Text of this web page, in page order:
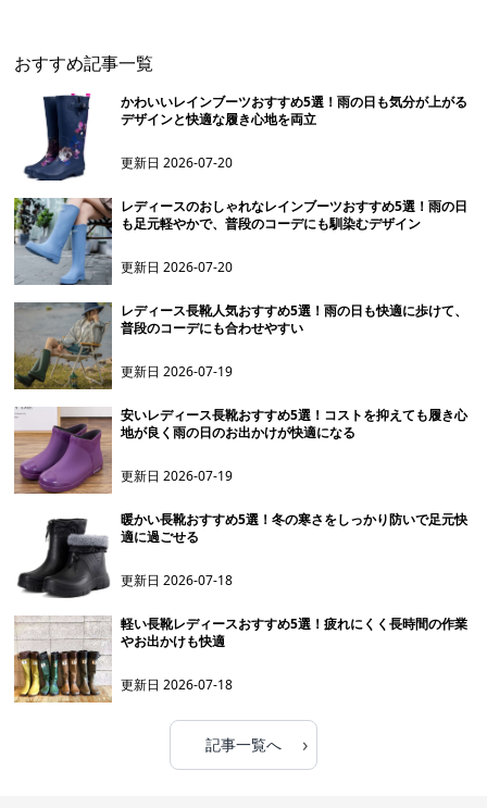
おすすめ記事一覧
かわいいレインブーツおすすめ5選！雨の日も気分が上がる
デザインと快適な履き心地を両立
更新日2026-07-20
レディースのおしゃれなレインブーツおすすめ5選！雨の日
も足元軽やかで、普段のコーデにも馴染むデザイン
更新日2026-07-20
レディース長靴人気おすすめ5選！雨の日も快適に歩けて、
普段のコーデにも合わせやすい
更新日2026-07-19
安いレディース長靴おすすめ5選！コストを抑えても履き心
地が良く雨の日のお出かけが快適になる
更新日2026-07-19
暖かい長靴おすすめ5選！冬の寒さをしっかり防いで足元快
適に過ごせる
更新日2026-07-18
軽い長靴レディースおすすめ5選！疲れにくく長時間の作業
やお出かけも快適
更新日2026-07-18
記事一覧へ ›